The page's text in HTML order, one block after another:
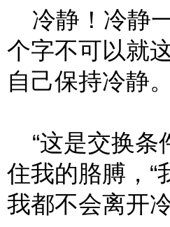
冷静！冷静
个字不可以就
自己保持冷静。
“这是交换条
住我的胳膊，
我都不会离开